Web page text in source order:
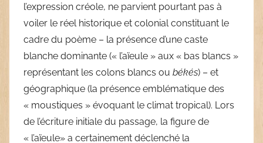
l’expression créole, ne parvient pourtant pas à
voiler le réel historique et colonial constituant le
cadre du poème – la présence d’une caste
blanche dominante (« l’aïeule » aux « bas blancs »
représentant les colons blancs ou békés) – et
géographique (la présence emblématique des
« moustiques » évoquant le climat tropical). Lors
de l’écriture initiale du passage, la figure de
« l’aïeule» a certainement déclenché la